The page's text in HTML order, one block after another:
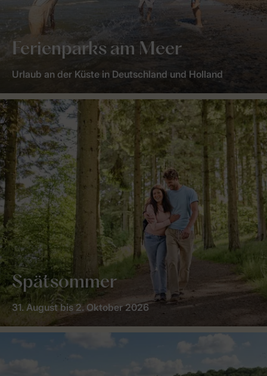
Ferienparks am Meer
Urlaub an der Küste in Deutschland und Holland
Spätsommer
31. August bis 2. Oktober 2026